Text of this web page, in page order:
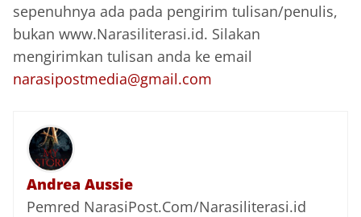
sepenuhnya ada pada pengirim tulisan/penulis,
bukan www.Narasiliterasi.id. Silakan
mengirimkan tulisan anda ke email
narasipostmedia@gmail.com
Andrea Aussie
Pemred NarasiPost.Com/Narasiliterasi.id